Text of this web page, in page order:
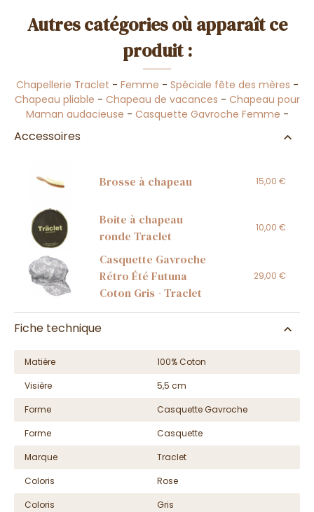
Autres catégories où apparaît ce
produit :
Chapellerie Traclet - Femme - Spéciale fête des mères -
Chapeau pliable - Chapeau de vacances - Chapeau pour
Maman audacieuse - Casquette Gavroche Femme -
Accessoires
Brosse à chapeau 15,00 €
Boite à chapeau
ronde Traclet
10,00 €
Casquette Gavroche
Rétro Été Futuna
Coton Gris - Traclet
29,00 €
Fiche technique
Matière
100% Coton
Visière
5,5 cm
Forme
Casquette Gavroche
Forme
Casquette
Marque
Traclet
Coloris
Rose
Coloris
Gris